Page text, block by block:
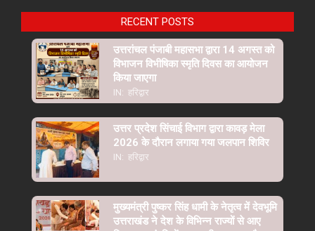
RECENT POSTS
उत्तरांचल पंजाबी महासभा द्वारा 14 अगस्त को
विभाजन विभीषिका स्मृति दिवस का आयोजन
किया जाएगा
IN: हरिद्वार
उत्तर प्रदेश सिंचाई विभाग द्वारा कावड़ मेला
2026 के दौरान लगाया गया जलपान शिविर
IN: हरिद्वार
मुख्यमंत्री पुष्कर सिंह धामी के नेतृत्व में देवभूमि
उत्तराखंड ने देश के विभिन्न राज्यों से आए